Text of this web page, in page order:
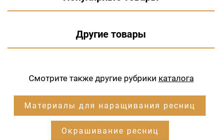
Другие товары
Смотрите также другие рубрики каталога
Материалы для наращивания ресниц
Окрашивание ресниц